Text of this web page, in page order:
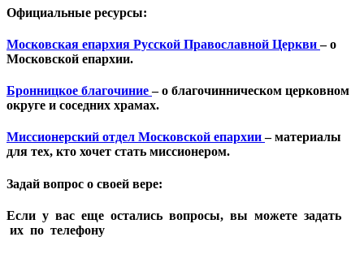
Официальные ресурсы:
Московская епархия Русской Православной Церкви– о
Московской епархии.
Бронницкое благочиние– о благочинническом церковном
округе и соседних храмах.
Миссионерский отдел Московской епархии– материалы
для тех, кто хочет стать миссионером.
Задай вопрос о своей вере:
Если у вас еще остались вопросы, вы можете задать
их по телефону